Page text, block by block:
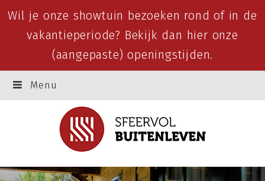
Wil je onze showtuin bezoeken rond of in de
vakantieperiode? Bekijk dan hier onze
(aangepaste) openingstijden.
Menu